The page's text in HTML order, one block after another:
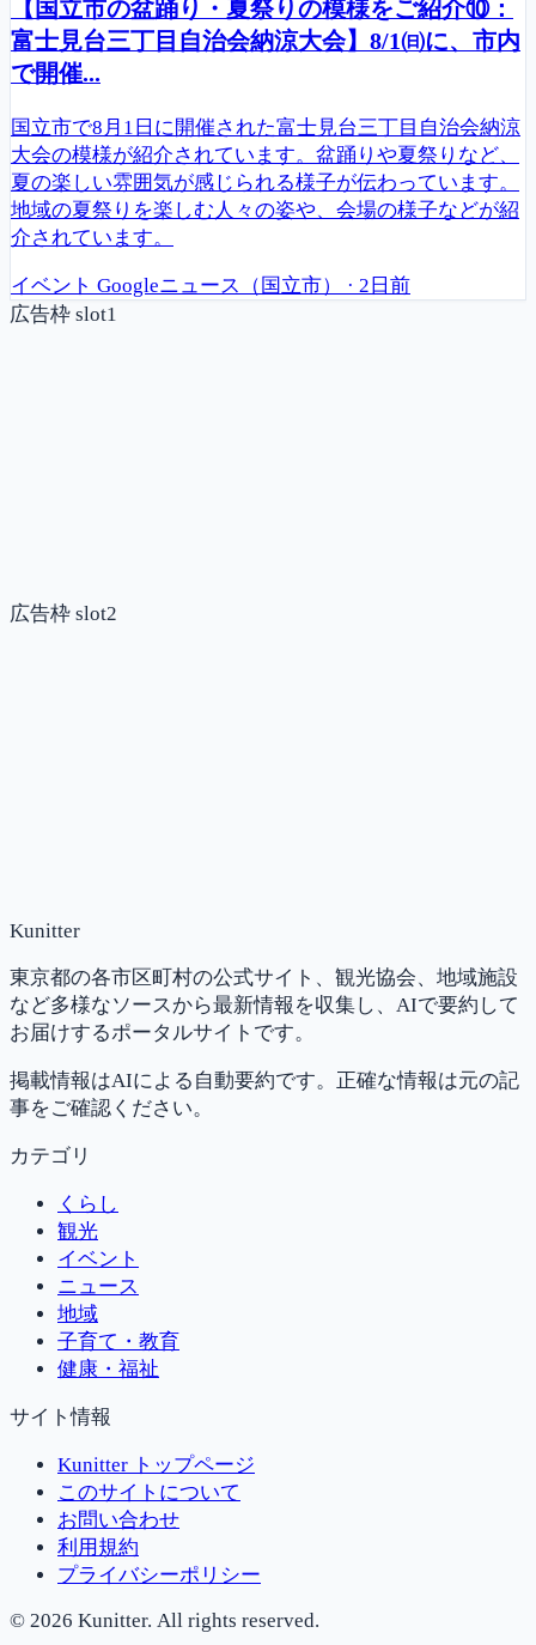
【国立市の盆踊り・夏祭りの模様をご紹介⑩：
富士見台三丁目自治会納涼大会】8/1㈰に、市内
で開催...
国立市で8月1日に開催された富士見台三丁目自治会納涼
大会の模様が紹介されています。盆踊りや夏祭りなど、
夏の楽しい雰囲気が感じられる様子が伝わっています。
地域の夏祭りを楽しむ人々の姿や、会場の様子などが紹
介されています。
イベント Googleニュース（国立市） · 2日前
広告枠 slot1
広告枠 slot2
Kunitter
東京都の各市区町村の公式サイト、観光協会、地域施設
など多様なソースから最新情報を収集し、AIで要約して
お届けするポータルサイトです。
掲載情報はAIによる自動要約です。正確な情報は元の記
事をご確認ください。
カテゴリ
くらし
観光
イベント
ニュース
地域
子育て・教育
健康・福祉
サイト情報
Kunitter トップページ
このサイトについて
お問い合わせ
利用規約
プライバシーポリシー
© 2026 Kunitter. All rights reserved.